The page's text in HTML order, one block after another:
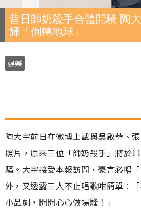
昔日師奶殺手合體開騷 陶
輝「倒轉地球」
娛樂
陶大宇前日在微博上載與吳啟華、
照片，原來三位「師奶殺手」將於
騷。大宇接受本報訪問，豪言必唱
外，又透露三人不止唱歌咁簡單︰
小品劇，開開心心做場騷！」